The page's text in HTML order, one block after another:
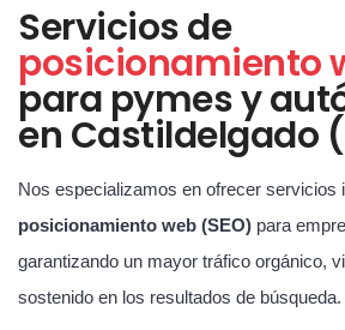
Servicios de
posicionamiento
para pymes y
en Castildelgado
Nos especializamos en ofrecer servicios
posicionamiento web (SEO) para
garantizando un mayor tráfico orgánico,
sostenido en los resultados de búsqueda.